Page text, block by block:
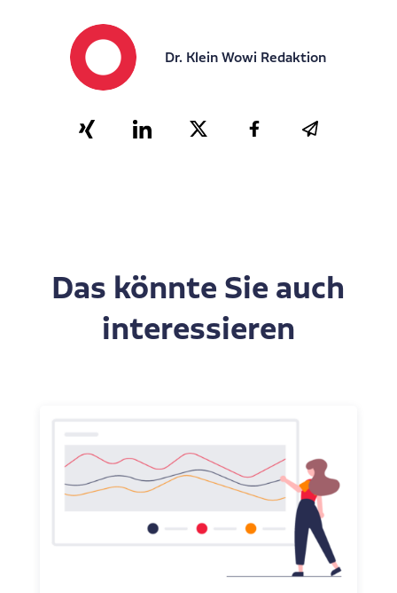
Dr. Klein Wowi Redaktion
Das könnte Sie auch
interessieren